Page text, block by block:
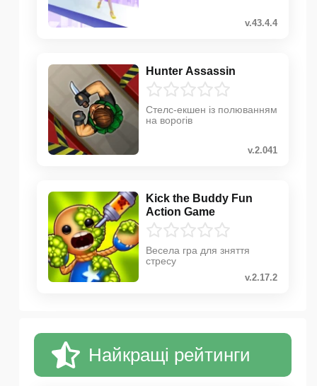
v.43.4.4
Hunter Assassin
Стелс-екшен із полюванням
на ворогів
v.2.041
Kick the Buddy Fun
Action Game
Весела гра для зняття
стресу
v.2.17.2
Найкращі рейтинги